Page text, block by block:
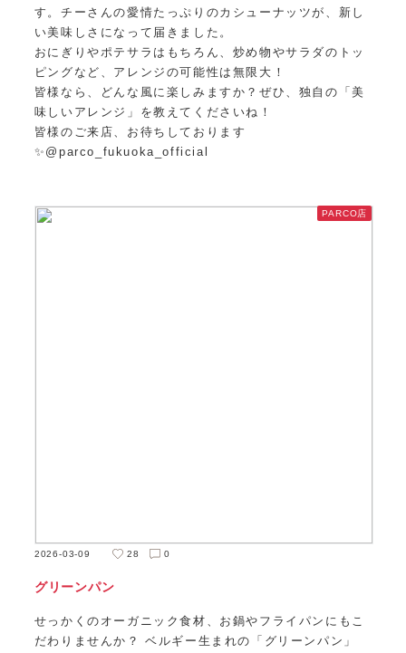
す。チーさんの愛情たっぷりのカシューナッツが、新し
い美味しさになって届きました。
おにぎりやポテサラはもちろん、炒め物やサラダのトッ
ピングなど、アレンジの可能性は無限大！
皆様なら、どんな風に楽しみますか？ぜひ、独自の「美
味しいアレンジ」を教えてくださいね！
皆様のご来店、お待ちしております
✨@parco_fukuoka_official
PARCO店
2026-03-09 28 0
グリーンパン
せっかくのオーガニック食材、お鍋やフライパンにもこ
だわりませんか？ ベルギー生まれの「グリーンパン」